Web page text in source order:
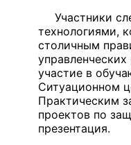
Участники
технологиями,
столичным
участие в
Ситуационном
Практическим
проектов по
презентация.